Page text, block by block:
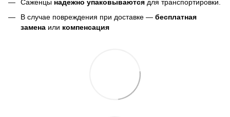
Саженцы надежно упаковываются для транспортировки.
В случае повреждения при доставке — бесплатная
замена или компенсация